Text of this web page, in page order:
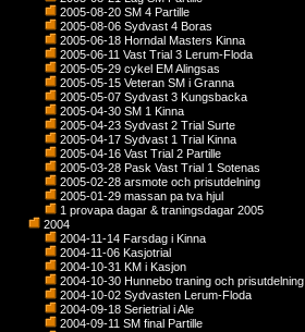
2005-08-20 SM 4 Partille
2005-08-06 Sydvast 4 Boras
2005-06-18 Horndal Masters Kinna
2005-06-11 Vast Trial 3 Lerum-Floda
2005-05-29 cykel EM Alingsas
2005-05-15 Veteran SM i Granna
2005-05-07 Sydvast 3 Kungsbacka
2005-04-30 SM 1 Kinna
2005-04-23 Sydvast 2 Trial Surte
2005-04-17 Sydvast 1 Trial Kinna
2005-04-16 Vast Trial 2 Partille
2005-03-28 Pask Vast Trial 1 Sotenas
2005-02-28 arsmote och prisutdelning
2005-01-29 massan pa tva hjul
1 provapa dagar & traningsdagar 2005
2004
2004-11-14 Farsdag i Kinna
2004-11-06 Kasjotrial
2004-10-31 KM i Kasjon
2004-10-30 Hunnebo traning och prisutdelning
2004-10-02 Sydvasten Lerum-Floda
2004-09-18 Serietrial i Ale
2004-09-11 SM final Partille